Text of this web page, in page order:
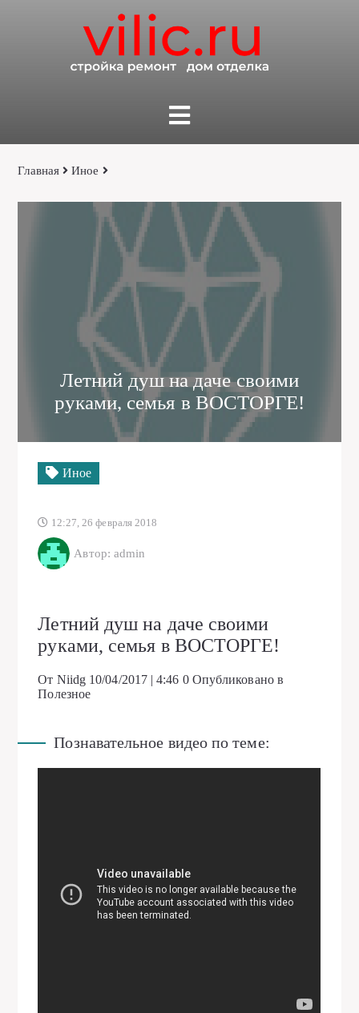
Главная Иное
Летний душ на даче своими
руками, семья в ВОСТОРГЕ!
Иное
12:27, 26 февраля 2018
Автор: admin
Летний душ на даче своими
руками, семья в ВОСТОРГЕ!
От Niidg 10/04/2017 | 4:46 0 Опубликовано в
Полезное
Познавательное видео по теме: